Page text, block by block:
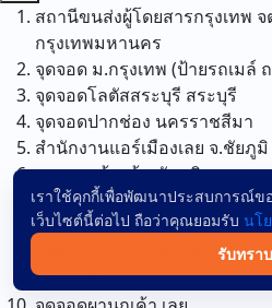
สถานีขนส่งผู้โดยสารกรุงเทพ
กรุงเทพมหานคร
จุดจอด ม.กรุงเทพ (ป้ายรถเมล์
จุดจอดโลตัสสระบุรี สระบุรี
จุดจอดปากช่อง นครราชสีมา
สำนักงานแอร์เมืองเลย จ.ชัยภูมิ
จุดจอดแก้งคร้อชัยภูมิ
จุดจอดภูเขียวชัยภูมิ
สถานีขนส่งผู้โดยสาร อ.ชุมแพ
จุดจอดบ้านโนนหัน (ศาลาทาง
ขอนแก่น
เราใช้คุกกี้เพื่อพัฒนาประสบการณ์
เว็บไซต์นี้ต่อไป ถือว่าคุณยอมรับ นโ
รับทราบ